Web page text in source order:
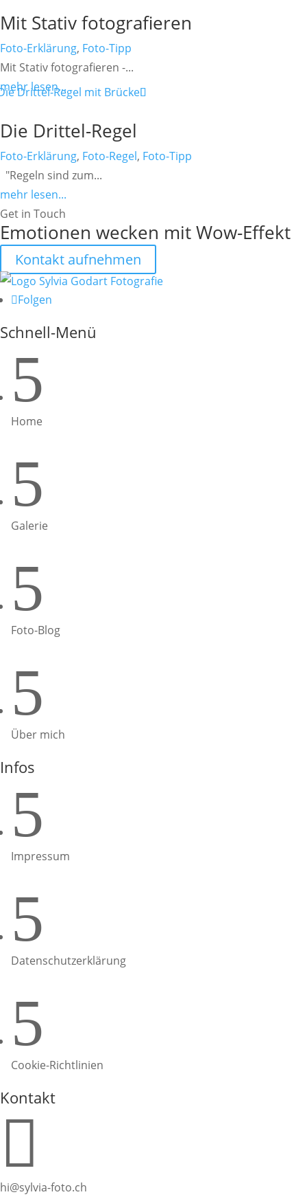
Mit Stativ fotografieren
Foto-Erklärung, Foto-Tipp
Mit Stativ fotografieren -...
mehr lesen...
Die Drittel-Regel
Foto-Erklärung, Foto-Regel, Foto-Tipp
"Regeln sind zum...
mehr lesen...
Get in Touch
Emotionen wecken mit Wow-Effekt
Kontakt aufnehmen
Folgen
Schnell-Menü
5
Home
5
Galerie
5
Foto-Blog
5
Über mich
Infos
5
Impressum
5
Datenschutzerklärung
5
Cookie-Richtlinien
Kontakt

hi@sylvia-foto.ch